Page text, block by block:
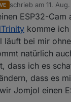
schrieb am 11.
zuletzt editiert von
ESP32-Cam
komme
läuft bei mir
natürlich
dass ich es
dass es
Jomjol einen